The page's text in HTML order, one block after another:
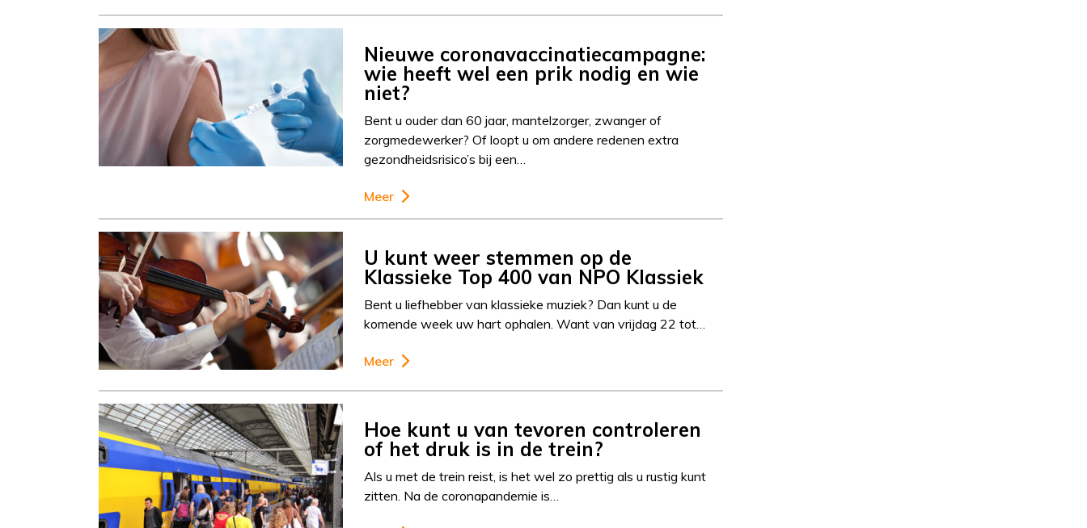
Nieuwe coronavaccinatiecampagne:
wie heeft wel een prik nodig en wie
niet?
Bent u ouder dan 60 jaar, mantelzorger, zwanger of
zorgmedewerker? Of loopt u om andere redenen extra
gezondheidsrisico’s bij een…
Meer
U kunt weer stemmen op de
Klassieke Top 400 van NPO Klassiek
Bent u liefhebber van klassieke muziek? Dan kunt u de
komende week uw hart ophalen. Want van vrijdag 22 tot…
Meer
Hoe kunt u van tevoren controleren
of het druk is in de trein?
Als u met de trein reist, is het wel zo prettig als u rustig kunt
zitten. Na de coronapandemie is…